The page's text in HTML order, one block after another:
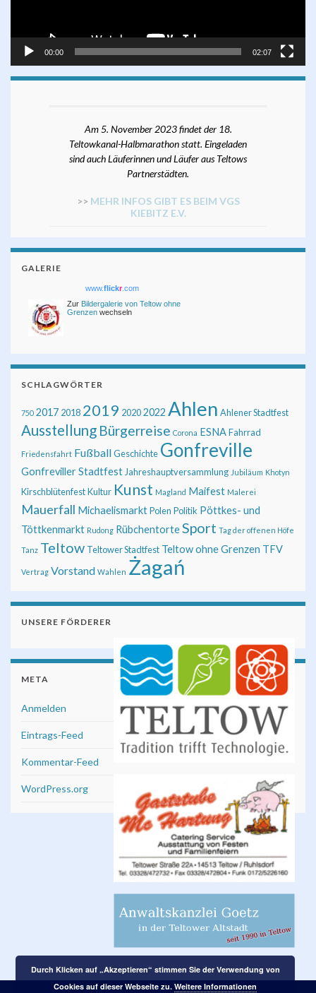
00:00 02:07
Am 5. November 2023 findet der 18.
Teltowkanal-Halbmarathon statt. Eingeladen
sind auch Läuferinnen und Läufer aus Teltows
Partnerstädten.
>> MEHR INFOS GIBT ES BEIM VGS
KIEBITZ E.V.
GALERIE
www.flickr.com
Zur Bildergalerie von Teltow ohne
Grenzen wechseln
SCHLAGWÖRTER
750 2017 2018 2019 20202022 Ahlen Ahlener Stadtfest
Ausstellung Bürgerreise Corona ESNAFahrrad
Friedensfahrt FußballGeschichte Gonfreville
Gonfreviller Stadtfest Jahreshauptversammlung Jubiläum Khotyn
KirschblütenfestKultur Kunst Magland Maifest Malerei
Mauerfall MichaelismarktPolen Politik Pöttkes- und
Töttkenmarkt Rudong RübchentorteSport Tag der offenen Höfe
Tanz Teltow Teltower Stadtfest Teltow ohne Grenzen TFV
Vertrag Vorstand Wahlen Żagań
UNSERE FÖRDERER
META
Anmelden
Eintrags-Feed
Kommentar-Feed
WordPress.org
Durch Klicken auf „Akzeptieren“ stimmen Sie der Verwendung von
Cookies auf dieser Webseite zu.Weitere Informationen